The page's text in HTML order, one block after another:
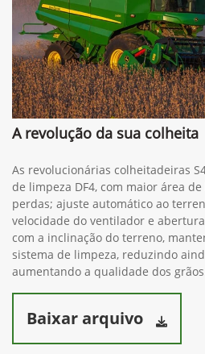
A revolução da sua colheita
As revolucionárias colheitadeiras
de limpeza DF4, com maior área
perdas; ajuste automático ao
velocidade do ventilador e
com a inclinação do terreno,
sistema de limpeza, reduzindo
aumentando a qualidade dos
Baixar arquivo